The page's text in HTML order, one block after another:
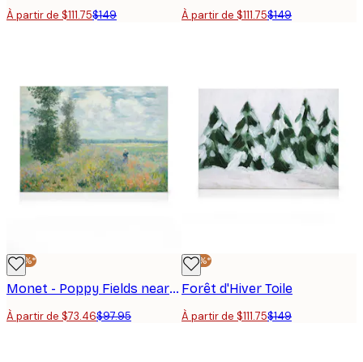
À partir de $111.75$149 À partir de $111.75$149
-25%*
Monet - Poppy Fields near Argenteuil Toile
À partir de $73.46$97.95
-25%*
Forêt d'Hiver Toile
À partir de $111.75$149